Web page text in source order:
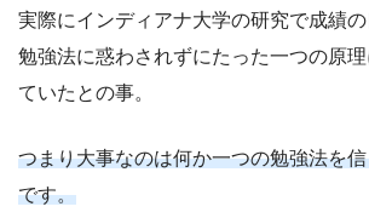
実際にインディアナ大学の研究で成績
勉強法に惑わされずにたった一つの原
ていたとの事。
つまり大事なのは何か一つの勉強法を
です。